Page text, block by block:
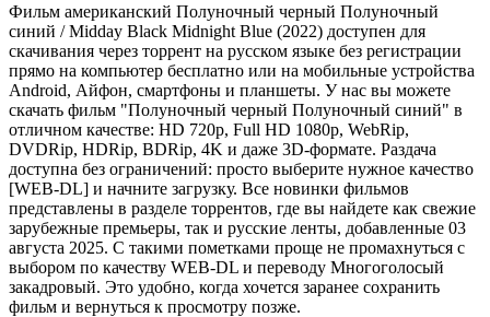
Фильм американский Полуночный черный Полуночный
синий / Midday Black Midnight Blue (2022) доступен для
скачивания через торрент на русском языке без регистрации
прямо на компьютер бесплатно или на мобильные устройства
Android, Айфон, смартфоны и планшеты. У нас вы можете
скачать фильм "Полуночный черный Полуночный синий" в
отличном качестве: HD 720p, Full HD 1080p, WebRip,
DVDRip, HDRip, BDRip, 4K и даже 3D-формате. Раздача
доступна без ограничений: просто выберите нужное качество
[WEB-DL] и начните загрузку. Все новинки фильмов
представлены в разделе торрентов, где вы найдете как свежие
зарубежные премьеры, так и русские ленты, добавленные 03
августа 2025. С такими пометками проще не промахнуться с
выбором по качеству WEB-DL и переводу Многоголосый
закадровый. Это удобно, когда хочется заранее сохранить
фильм и вернуться к просмотру позже.